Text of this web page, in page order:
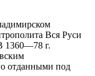
Вся Руси
1360—78 г.
отданными под